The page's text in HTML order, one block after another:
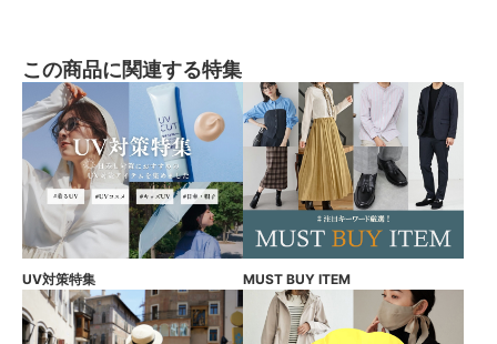
この商品に関連する特集
UV対策特集 MUST BUY ITEM